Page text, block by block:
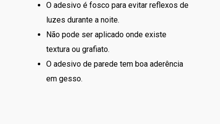
O adesivo é fosco para evitar reflexos de
luzes durante a noite.
Não pode ser aplicado onde existe
textura ou grafiato.
O adesivo de parede tem boa aderência
em gesso.